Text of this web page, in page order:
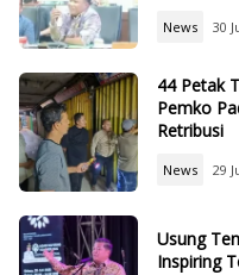
News 30
44 Petak
Pemko
Retribusi
News 29
Usung
Inspiring